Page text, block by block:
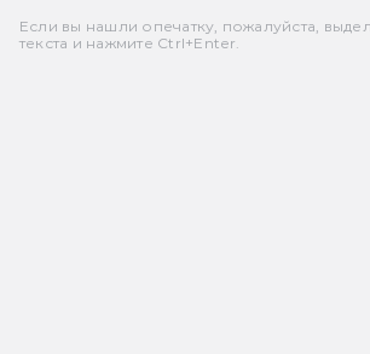
Если вы нашли опечатку, пожалуйста,
текста и нажмите Ctrl+Enter.